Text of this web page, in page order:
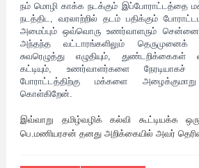
நம் மொழி காக்க நடக்கும் இப்போராட்டத்தை
நடத்திட, வரலாற்றில் தடம் பதிக்கும்
அமைப்பும் ஒவ்வொரு உணர்வாளரும்
அந்தந்த வட்டாரங்களிலும் தெருமுனைக்
சுவரெழுத்து எழுதியும்,
கட்டியும், உணர்வாளர்களை நேரடியாகச்
போராட்டத்திற்கு மக்களை
கொள்கிறேன்.
இவ்வாறு தமிழ்வழிக் கல்வி கூட்டியக்க
பெ.மணியரசன் தனது அறிக்கையில் அவர்